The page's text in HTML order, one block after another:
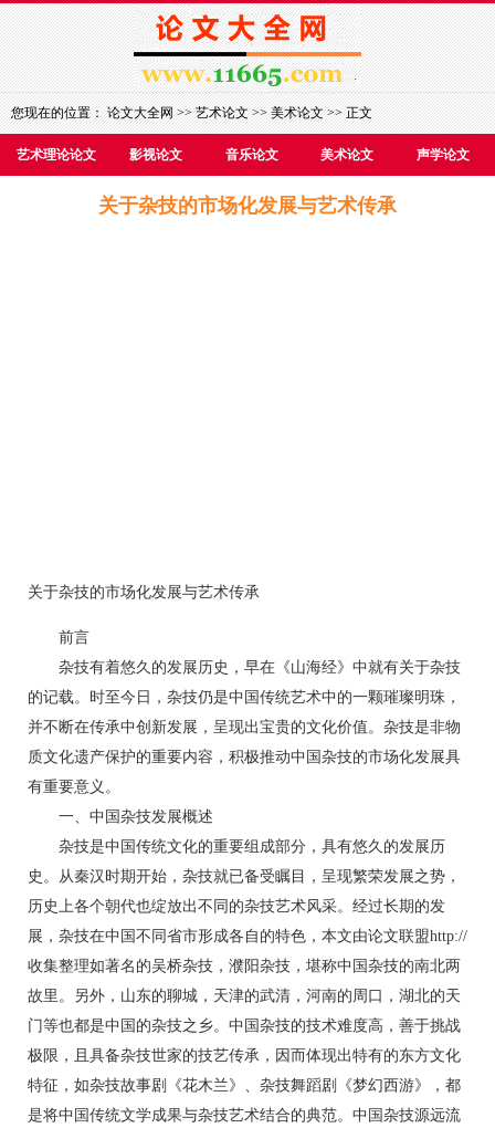
您现在的位置：论文大全网>>艺术论文>>美术论文>> 正文
艺术理论论文 影视论文 音乐论文 美术论文 声学论文
关于杂技的市场化发展与艺术传承
关于杂技的市场化发展与艺术传承
前言
杂技有着悠久的发展历史，早在《山海经》中就有关于杂技
的记载。时至今日，杂技仍是中国传统艺术中的一颗璀璨明珠，
并不断在传承中创新发展，呈现出宝贵的文化价值。杂技是非物
质文化遗产保护的重要内容，积极推动中国杂技的市场化发展具
有重要意义。
一、中国杂技发展概述
杂技是中国传统文化的重要组成部分，具有悠久的发展历
史。从秦汉时期开始，杂技就已备受瞩目，呈现繁荣发展之势，
历史上各个朝代也绽放出不同的杂技艺术风采。经过长期的发
展，杂技在中国不同省市形成各自的特色，本文由论文联盟http://
收集整理如著名的吴桥杂技，濮阳杂技，堪称中国杂技的南北两
故里。另外，山东的聊城，天津的武清，河南的周口，湖北的天
门等也都是中国的杂技之乡。中国杂技的技术难度高，善于挑战
极限，且具备杂技世家的技艺传承，因而体现出特有的东方文化
特征，如杂技故事剧《花木兰》、杂技舞蹈剧《梦幻西游》，都
是将中国传统文学成果与杂技艺术结合的典范。中国杂技源远流